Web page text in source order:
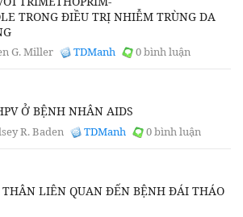
TRONG ĐIỀU TRỊ NHIỄM TRÙNG DA
G. Miller TDManh 0 bình luận
Ở BỆNH NHÂN AIDS
R. Baden TDManh 0 bình luận
THÂN LIÊN QUAN ĐẾN BỆNH ĐÁI THÁO